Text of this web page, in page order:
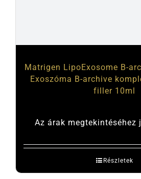
Matrigen LipoExosome B-
Exoszóma B-archive
filler 10ml
Az árak megtekintéséhez
Részletek